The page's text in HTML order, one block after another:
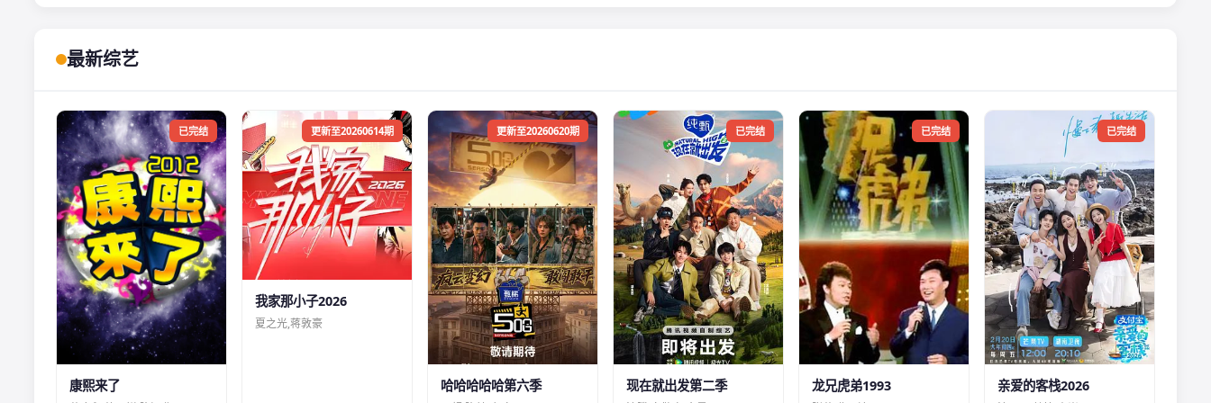
最新综艺
已完结
康熙来了
更新至20260614期
我家那小子2026
夏之光,蒋敦豪
更新至20260620期
哈哈哈哈哈第六季
已完结
现在就出发第二季
已完结
龙兄虎弟1993
已完结
亲爱的客栈2026